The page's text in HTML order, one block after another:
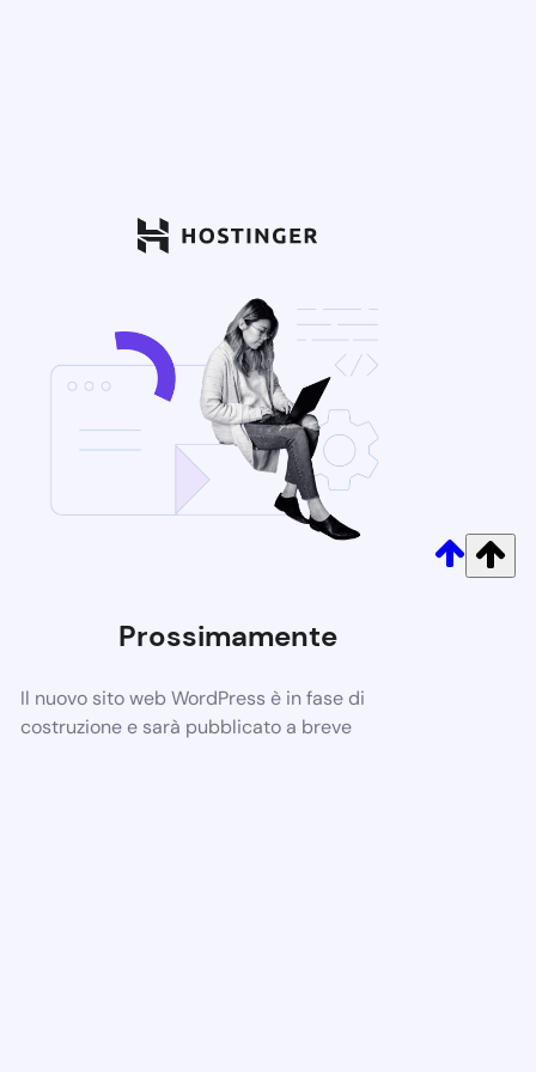
Prossimamente
Il nuovo sito web WordPress è in fase di
costruzione e sarà pubblicato a breve